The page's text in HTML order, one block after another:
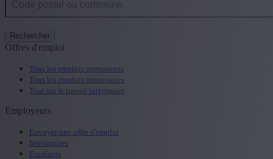
Rechercher
Offres d'emploi
Tous les emplois permanents
Tous les emplois temporaires
Tout sur le travail intérimaire
Employeurs
Envoyer une offre d'emploi
Intérimaires
Etudiants